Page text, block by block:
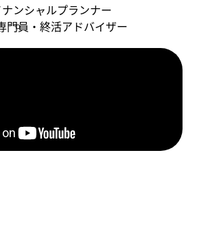
ンシャルプランナー
門員
終活アドバイザー